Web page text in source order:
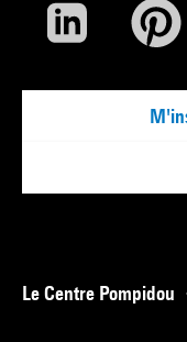
Le Centre Pompidou